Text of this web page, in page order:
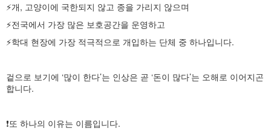
⚡️개, 고양이에 국한되지 않고 종을 가리지 않으며
⚡️전국에서 가장 많은 보호공간을 운영하고
⚡️학대 현장에 가장 적극적으로 개입하는 단체 중 하나입니다.
겉으로 보기에 ‘많이 한다’는 인상은 곧 ‘돈이 많다’는 오해로 이어지곤
합니다.
❗️또 하나의 이유는 이름입니다.